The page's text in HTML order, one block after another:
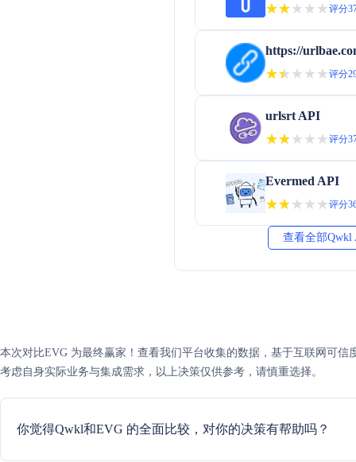
★★★★★
★★★★★评分
https://
★★★★★
★★★★★评分
urlsrt API
★★★★★
★★★★★评分
Evermed API
★★★★★
★★★★★评分
查看全部Qwkl
本次对比EVG 为最终赢家！查看我们平台收集的数据，基于互联网可
考虑自身实际业务与集成需求，以上决策仅供参考，请慎重选择。
你觉得Qwkl和EVG 的全面比较，对你的决策有帮助吗？